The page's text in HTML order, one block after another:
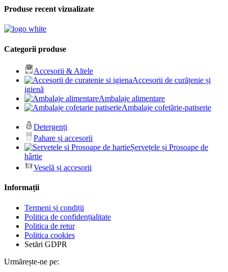
Produse recent vizualizate
Categorii produse
Accesorii & Altele
Accesorii de curățenie și
igienă
Ambalaje alimentare
Ambalaje cofetărie-patiserie
Detergenți
Pahare și accesorii
Șervețele și Prosoape de
hârtie
Veselă și accesorii
Informații
Termeni și condiții
Politica de confidențialitate
Politica de retur
Politica cookies
Setări GDPR
Urmărește-ne pe: